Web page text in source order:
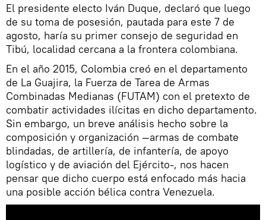
El presidente electo Iván Duque, declaró que luego
de su toma de posesión, pautada para este 7 de
agosto, haría su primer consejo de seguridad en
Tibú, localidad cercana a la frontera colombiana.
En el año 2015, Colombia creó en el departamento
de La Guajira, la Fuerza de Tarea de Armas
Combinadas Medianas (FUTAM) con el pretexto de
combatir actividades ilícitas en dicho departamento.
Sin embargo, un breve análisis hecho sobre la
composición y organización —armas de combate
blindadas, de artillería, de infantería, de apoyo
logístico y de aviación del Ejército-, nos hacen
pensar que dicho cuerpo está enfocado más hacia
una posible acción bélica contra Venezuela.